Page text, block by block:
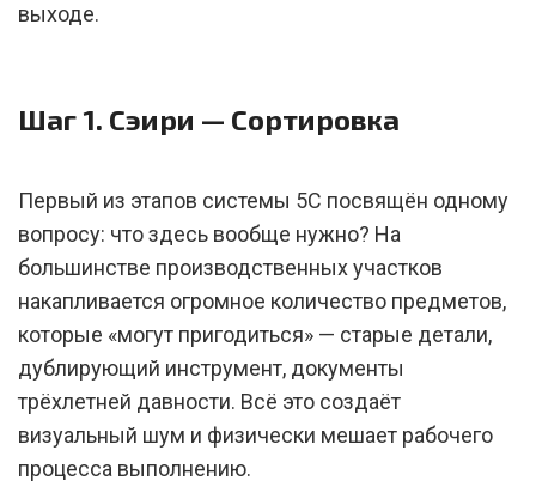
выходе.
Шаг 1. Сэири — Сортировка
Первый из этапов системы 5С посвящён одному
вопросу: что здесь вообще нужно? На
большинстве производственных участков
накапливается огромное количество предметов,
которые «могут пригодиться» — старые детали,
дублирующий инструмент, документы
трёхлетней давности. Всё это создаёт
визуальный шум и физически мешает рабочего
процесса выполнению.